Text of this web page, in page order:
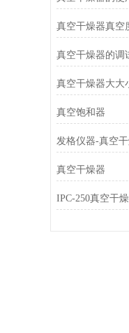
真空干燥器真空
真空干燥器的调
真空干燥器大大
真空饱和器
发格仪器-真空
真空干燥器
IPC-250真空干